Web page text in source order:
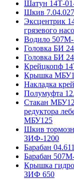
Шатун 14Т-
Шкив 7.04.027
Эксцентрик
грязевого
Водило 507М-
Головка БИ
Головка БИ
Крейцкопф
Крышка
Накладка
Полумуфта
Стакан
редуктора
МБУ125
Шкив
ЗИФ-1200
Барабан
Барабан
Крышка
ЗИФ 650